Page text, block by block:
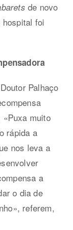
de novo
foi
Palhaço
muito
rápida a
nos leva a
a
o dia de
referem,